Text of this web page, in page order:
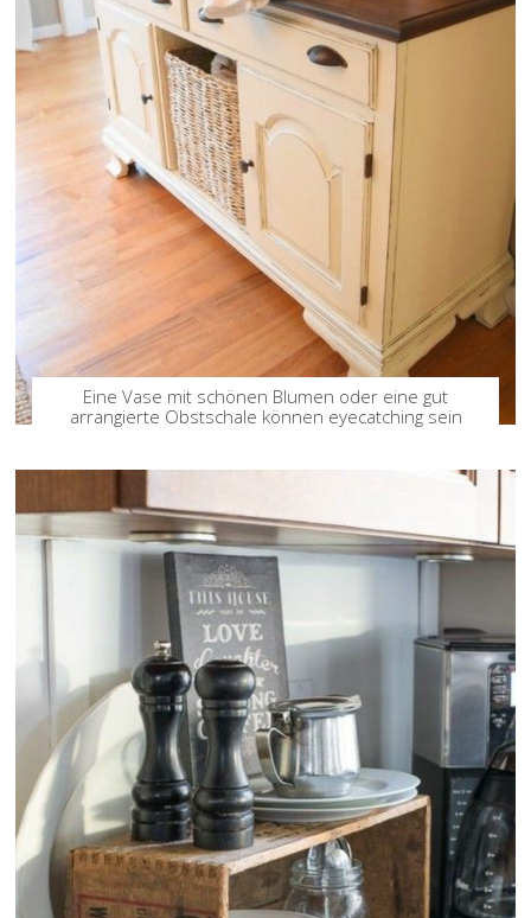
Eine Vase mit schönen Blumen oder eine gut
arrangierte Obstschale können eyecatching sein